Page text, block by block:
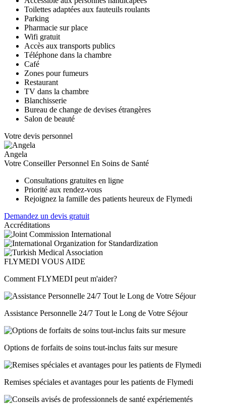
Toilettes adaptées aux fauteuils roulants
Parking
Pharmacie sur place
Wifi gratuit
Accès aux transports publics
Téléphone dans la chambre
Café
Zones pour fumeurs
Restaurant
TV dans la chambre
Blanchisserie
Bureau de change de devises étrangères
Salon de beauté
Votre devis personnel
Angela
Votre Conseiller Personnel En Soins de Santé
Consultations gratuites en ligne
Priorité aux rendez-vous
Rejoignez la famille des patients heureux de Flymedi
Demandez un devis gratuit
Accréditations
FLYMEDI VOUS AIDE
Comment FLYMEDI peut m'aider?
Assistance Personnelle 24/7 Tout le Long de Votre Séjour
Options de forfaits de soins tout-inclus faits sur mesure
Remises spéciales et avantages pour les patients de Flymedi